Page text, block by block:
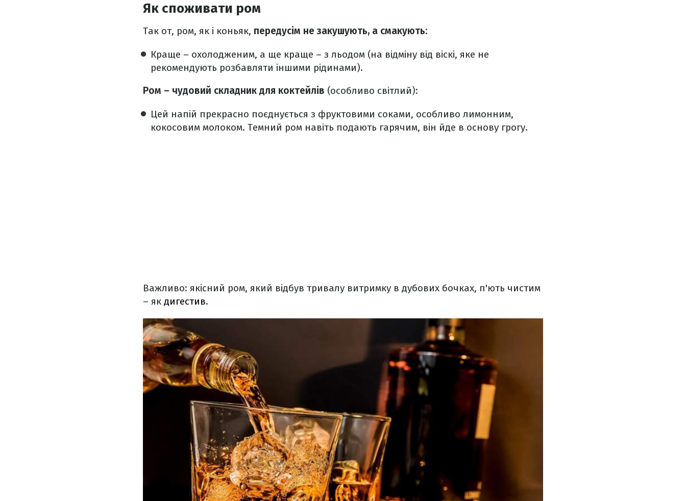
Як споживати ром
Так от, ром, як і коньяк, передусім не закушують, а смакують:
Краще – охолодженим, а ще краще – з льодом (на відміну від віскі, яке не
рекомендують розбавляти іншими рідинами).
Ром – чудовий складник для коктейлів (особливо світлий):
Цей напій прекрасно поєднується з фруктовими соками, особливо лимонним,
кокосовим молоком. Темний ром навіть подають гарячим, він йде в основу грогу.
Важливо: якісний ром, який відбув тривалу витримку в дубових бочках, п'ють чистим
– як дигестив.